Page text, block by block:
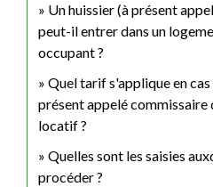
Un huissier (à présent
peut-il entrer dans un
occupant ?
Quel tarif s'applique en
présent appelé commissaire
locatif ?
Quelles sont les saisies
procéder ?